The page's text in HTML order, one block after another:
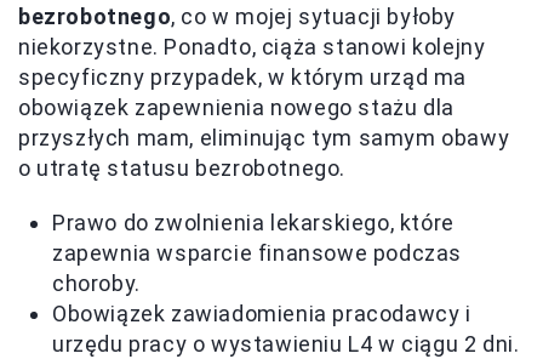
bezrobotnego, co w mojej sytuacji byłoby
niekorzystne. Ponadto, ciąża stanowi kolejny
specyficzny przypadek, w którym urząd ma
obowiązek zapewnienia nowego stażu dla
przyszłych mam, eliminując tym samym obawy
o utratę statusu bezrobotnego.
Prawo do zwolnienia lekarskiego, które
zapewnia wsparcie finansowe podczas
choroby.
Obowiązek zawiadomienia pracodawcy i
urzędu pracy o wystawieniu L4 w ciągu 2 dni.